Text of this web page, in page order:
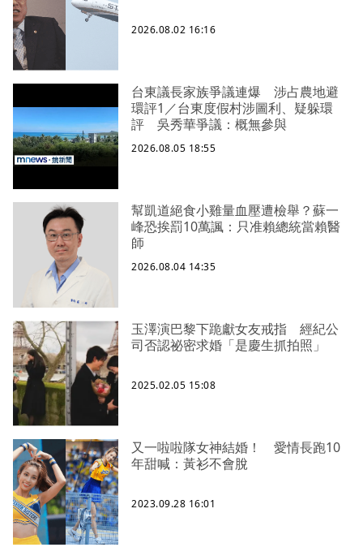
2026.08.02 16:16
台東議長家族爭議連爆 涉占農地避
環評1／台東度假村涉圖利、疑躲環
評 吳秀華爭議：概無參與
2026.08.05 18:55
幫凱道絕食小雞量血壓遭檢舉？蘇一
峰恐挨罰10萬諷：只准賴總統當賴醫
師
2026.08.04 14:35
玉澤演巴黎下跪獻女友戒指 經紀公
司否認祕密求婚「是慶生抓拍照」
2025.02.05 15:08
又一啦啦隊女神結婚！ 愛情長跑10
年甜喊：黃衫不會脫
2023.09.28 16:01